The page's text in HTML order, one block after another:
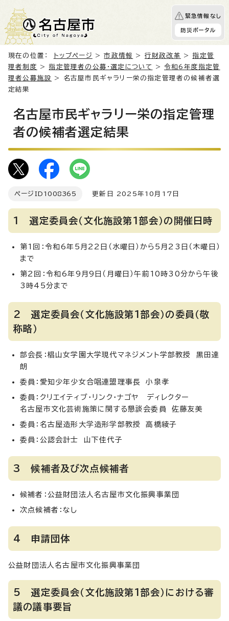
緊急情報なし
防災ポータル
現在の位置： トップページ >市政情報 > 行財政改革 >指定管
理者制度
>指定管理者の公募・選定について >令和6年度指定管
理者公募施設
> 名古屋市民ギャラリー栄の指定管理者の候補者選
定結果
名古屋市民ギャラリー栄の指定管理
者の候補者選定結果
ページID 1008365 更新日 2025年10月17日
1 選定委員会（文化施設第1部会）の開催日時
第1回：令和6年5月22日（水曜日）から5月23日（木曜日）
まで
第2回：令和6年9月9日（月曜日）午前10時30分から午後
3時45分まで
2 選定委員会（文化施設第1部会）の委員（敬
称略）
部会長：椙山女学園大学現代マネジメント学部教授 黒田達
朗
委員：愛知少年少女合唱連盟理事長 小泉孝
委員：クリエイティブ・リンク・ナゴヤ ディレクター
名古屋市文化芸術施策に関する懇談会委員 佐藤友美
委員：名古屋造形大学造形学部教授 高橋綾子
委員：公認会計士 山下佳代子
3 候補者及び次点候補者
候補者：公益財団法人名古屋市文化振興事業団
次点候補者：なし
4 申請団体
公益財団法人名古屋市文化振興事業団
5 選定委員会（文化施設第1部会）における審
議の議事要旨